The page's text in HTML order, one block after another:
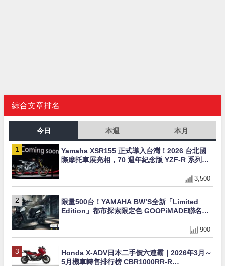
綜合文章排名
今日 本週 本月
Yamaha XSR155 正式導入台灣！2026 台北國
際摩托車展亮相，70 週年紀念版 YZF-R 系列限
3,500
限量500台！YAMAHA BW’S全新「Limited
Edition」都市探索限定色 GOOPiMADE聯名包
900
Honda X-ADV日本二手價六連霸｜2026年3月～
5月機車轉售排行榜 CBR1000RR-R